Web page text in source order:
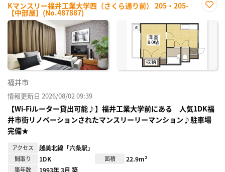
Kマンスリー福井工業大学西（さくら通り前） 205・205-
【中部屋】(No.487887)
に入
福井市
情報更新日 2026/08/02 09:39
【Wi-Fiルーター貸出可能♪】福井工業大学前にある 人気1DK福
井市街リノベーションされたマンスリーリーマンション♪駐車場
完備★
アクセス 越美北線「六条駅」
間取り 1DK 面積 22.9m²
築年数 1993年 3月 築